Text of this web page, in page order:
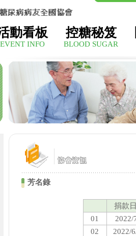
動看板
EVENT INFO
控糖秘笈
BLOOD SUGAR
芳名錄
捐款
01
2022/
02
2022/